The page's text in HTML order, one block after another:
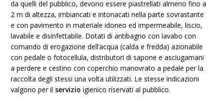
da quelli del pubblico, devono essere piastrellati almeno fino a
2 m di altezza, imbiancati e intonacati nella parte sovrastante
e con pavimento in materiale idoneo ed impermeabile, liscio,
lavabile e disinfettabile. Dotati di antibagno con lavabo con
comando di erogazione dell’acqua (calda e fredda) azionabile
con pedale o fotocellula, distributori di sapone e asciugamani
a perdere e cestino con coperchio manovrato a pedale per la
raccolta degli stessi una volta utilizzati. Le stesse indicazioni
valgono per il servizio igienico riservati al pubblico.